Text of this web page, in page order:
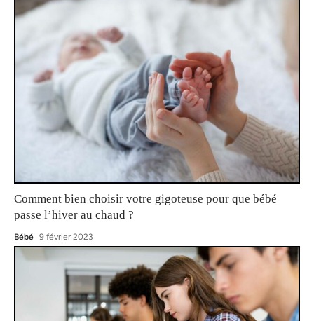
Comment bien choisir votre gigoteuse pour que bébé
passe l’hiver au chaud ?
Bébé 9 février 2023